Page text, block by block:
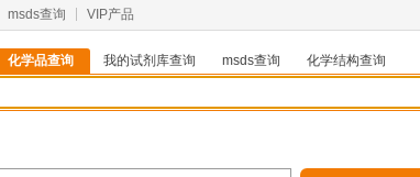
msds查询 VIP产品
化学品查询 我的试剂库查询 msds查询
化学结构查询